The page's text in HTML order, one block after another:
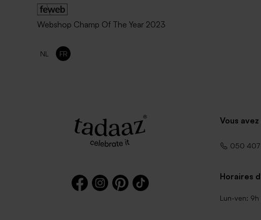
Webshop Champ Of The Year 2023
NL FR
Vous
050 407
Horaires
Lun-ven: 9h